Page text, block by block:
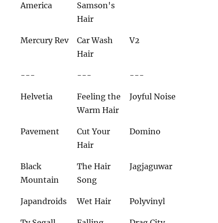
America
Samson's
Hair
Mercury Rev
Car Wash
Hair
V2
--- --- ---
Helvetia
Feeling the
Warm Hair
Joyful Noise
Pavement
Cut Your
Hair
Domino
Black
Mountain
The Hair
Song
Jagjaguwar
Japandroids Wet Hair Polyvinyl